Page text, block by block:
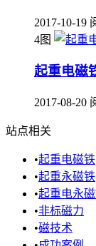
2017-10-19
4图
起重电磁
2017-08-20
站点相关
•起重电磁铁
•起重永磁铁
•起重电永
•非标磁力
•磁技术